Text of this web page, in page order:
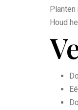
Planten
Houd